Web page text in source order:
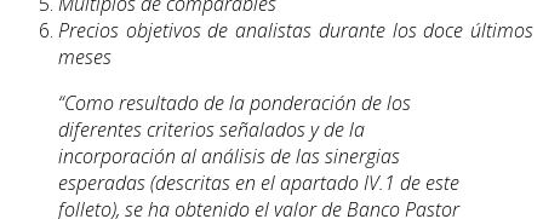
Precios objetivos de analistas durante los doce últimos
meses
“Como resultado de la ponderación de los
diferentes criterios señalados y de la
incorporación al análisis de las sinergias
esperadas (descritas en el apartado IV.1 de este
folleto), se ha obtenido el valor de Banco Pastor